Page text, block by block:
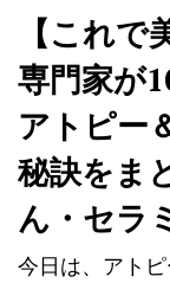
【これ
専門家が
アトピー
秘訣をま
ん・セラ
今日は、アト